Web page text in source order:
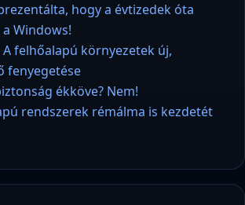
hogy a évtizedek óta
Windows!
A felhőalapú környezetek új,
fenyegetése
ékköve? Nem!
rendszerek rémálma is kezdetét